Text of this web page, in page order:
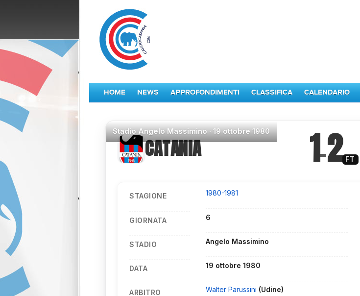
HOME NEWS APPROFONDIMENTI CLASSIFICA CALENDARIO
StadioAngelo Massimino ·19 ottobre 1980
CATANIA 1–2 FT
STAGIONE 1980-1981
GIORNATA 6
STADIO Angelo Massimino
DATA 19 ottobre 1980
ARBITRO Walter Parussini (Udine)